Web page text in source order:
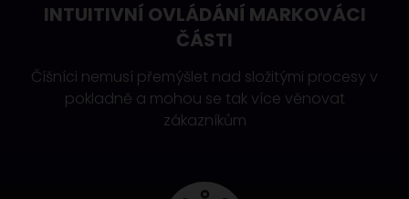
INTUITIVNÍ OVLÁDÁNÍ MARKOVÁCI
ČÁSTI
Číšníci nemusí přemýšlet nad složitými procesy v
pokladně a mohou se tak více věnovat
zákazníkům